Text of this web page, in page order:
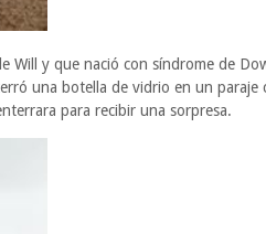
Will y que nació con síndrome de
una botella de vidrio en un
para recibir una sorpresa.